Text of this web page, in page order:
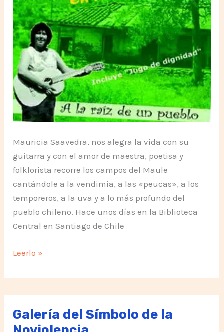
Mauricia Saavedra, nos alegra la vida con su
guitarra y con el amor de maestra, poetisa y
folklorista recorre los campos del Maule
cantándole a la vendimia, a las «peucas», a los
temporeros, a la uva y a lo más profundo del
pueblo chileno. Hace unos días en la Biblioteca
Central en Santiago de Chile
Con
libertad,
digo
no
a
Leerlo »
Galería del Símbolo de la